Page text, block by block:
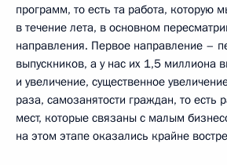
программ, то есть та работа, которую
в течение лета, в основном
направления. Первое направление –
выпускников, а у нас их 1,5 миллиона
и увеличение, существенное
раза, самозанятости граждан, то есть
мест, которые связаны с малым
на этом этапе оказались крайне